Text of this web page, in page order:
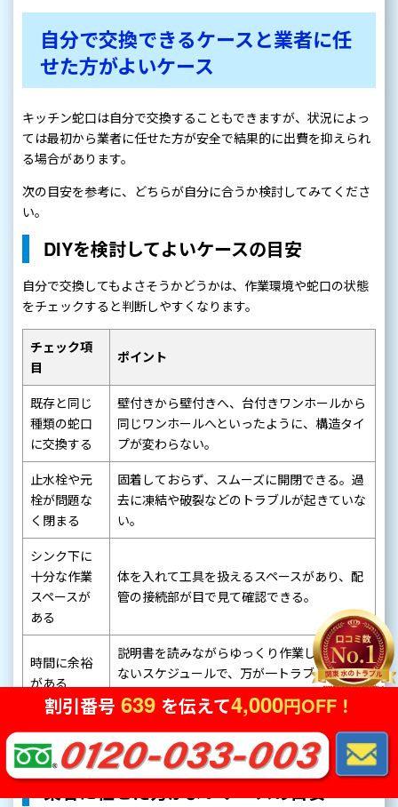
自分で交換できるケースと業者に任
せた方がよいケース
キッチン蛇口は自分で交換することもできますが、状況によっ
ては最初から業者に任せた方が安全で結果的に出費を抑えられ
る場合があります。
次の目安を参考に、どちらが自分に合うか検討してみてくださ
い。
DIYを検討してよいケースの目安
自分で交換してもよさそうかどうかは、作業環境や蛇口の状態
をチェックすると判断しやすくなります。
チェック項
目
ポイント
既存と同じ
種類の蛇口
に交換する
壁付きから壁付きへ、台付きワンホールから
同じワンホールへといったように、構造タイ
プが変わらない。
止水栓や元
栓が問題な
く閉まる
固着しておらず、スムーズに開閉できる。過
去に凍結や破裂などのトラブルが起きていな
い。
シンク下に
十分な作業
スペースが
ある
体を入れて工具を扱えるスペースがあり、配
管の接続部が目で見て確認できる。
時間に余裕
がある
説明書を読みながらゆっくり作業しても問題
ないスケジュールで、万が一トラブルが起き
ても業者を呼べる余裕がある。
これらの条件を満たしていれば、基本的な工具さえ揃えれば
DIYで交換できる可能性があります。
業者に任せた方がよいケースの目安
割引番号 639を伝えて4,000円OFF！